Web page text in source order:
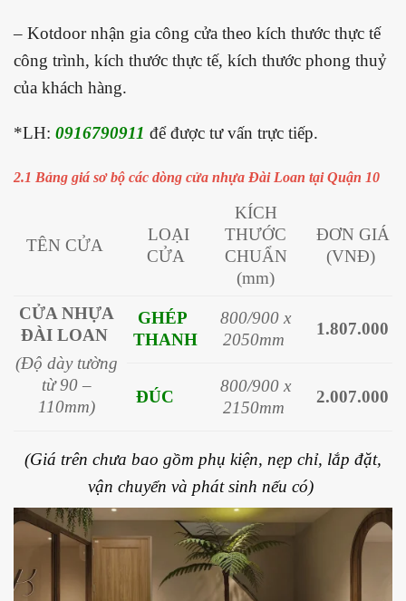
– Kotdoor nhận gia công cửa theo kích thước thực tế
công trình, kích thước thực tế, kích thước phong thuỷ
của khách hàng.
*LH: 0916790911 để được tư vấn trực tiếp.
2.1 Bảng giá sơ bộ các dòng cửa nhựa Đài Loan tại Quận 10
TÊN CỬA
LOẠI
CỬA
KÍCH
THƯỚC
CHUẨN
(mm)
ĐƠN GIÁ
(VNĐ)
CỬA NHỰA
ĐÀI LOAN
(Độ dày tường
từ 90 –
110mm)
GHÉP
THANH
800/900 x
2050mm
1.807.000
ĐÚC
800/900 x
2150mm
2.007.000
(Giá trên chưa bao gồm phụ kiện, nẹp chỉ, lắp đặt,
vận chuyển và phát sinh nếu có)